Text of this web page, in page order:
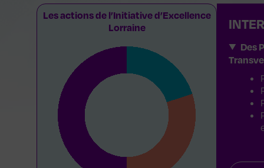
Les actions de l’Initiative d’Excellence
Lorraine
Des